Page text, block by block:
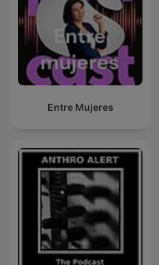
Entre Mujeres